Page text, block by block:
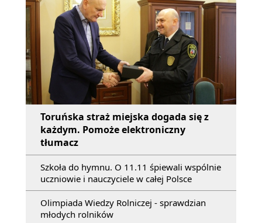
Toruńska straż miejska dogada się z
każdym. Pomoże elektroniczny
tłumacz
Szkoła do hymnu. O 11.11 śpiewali wspólnie
uczniowie i nauczyciele w całej Polsce
Olimpiada Wiedzy Rolniczej - sprawdzian
młodych rolników